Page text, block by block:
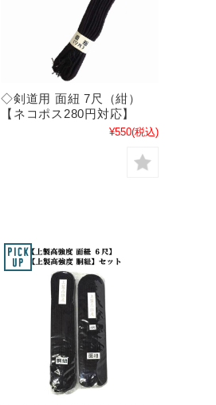
◇剣道用 面紐 7尺（紺）
【ネコポス280円対応】
¥550(税込)